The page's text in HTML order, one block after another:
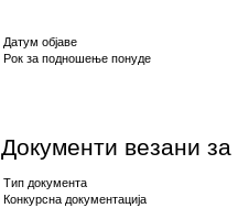
Датум објаве
Рок за подношење понуде
Документи везани за
Тип документа
Конкурсна документација